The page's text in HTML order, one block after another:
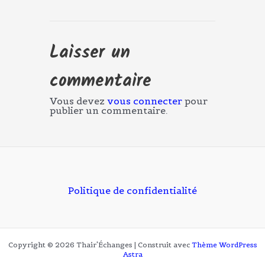
Laisser un
commentaire
Vous devez vous connecter pour
publier un commentaire.
Politique de confidentialité
Copyright © 2026 Thair'Échanges | Construit avec Thème WordPress
Astra